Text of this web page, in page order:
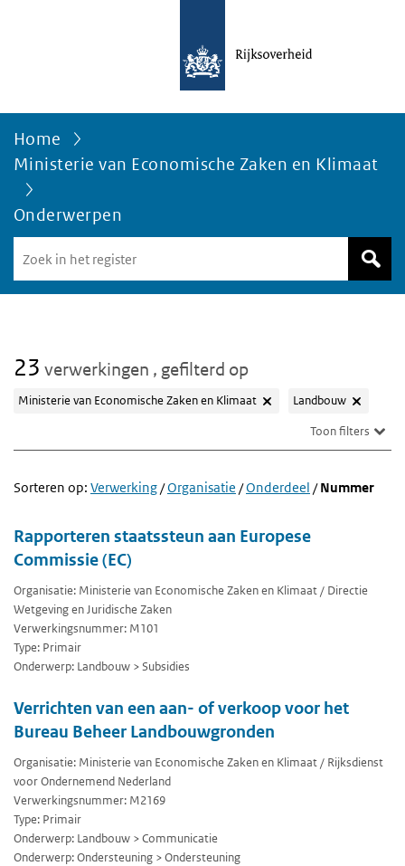
Home
Ministerie van Economische Zaken en Klimaat
Onderwerpen
in
het
23 verwerkingen , gefilterd op
Ministerie van Economische Zaken en Klimaat
Landbouw
Toon filters
Sorteren op: Verwerking/Organisatie /Onderdeel /Nummer
Rapporteren staatssteun aan Europese
Commissie (EC)
Organisatie: Ministerie van Economische Zaken en Klimaat / Directie
Wetgeving en Juridische Zaken
Verwerkingsnummer: M101
Type: Primair
Onderwerp: Landbouw > Subsidies
Verrichten van een aan- of verkoop voor het
Bureau Beheer Landbouwgronden
Organisatie: Ministerie van Economische Zaken en Klimaat / Rijksdienst
voor Ondernemend Nederland
Verwerkingsnummer: M2169
Type: Primair
Onderwerp: Landbouw > Communicatie
Onderwerp: Ondersteuning > Ondersteuning